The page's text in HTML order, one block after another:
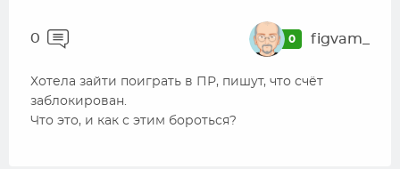
0 0 figvam_
Хотела зайти поиграть в ПР, пишут, что счёт
заблокирован.
Что это, и как с этим бороться?